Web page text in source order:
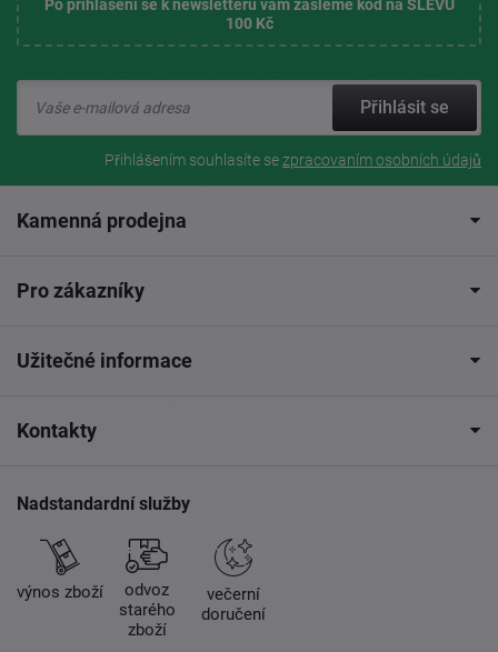
Po přihlášení se k newsletteru vám zašleme kód na SLEVU
100 Kč
Přihlásit se
Přihlášením souhlasíte sezpracovaním osobních údajů
Kamenná prodejna
Pro zákazníky
Užitečné informace
Kontakty
Nadstandardní služby
výnos zboží
odvoz
starého
zboží
večerní
doručení